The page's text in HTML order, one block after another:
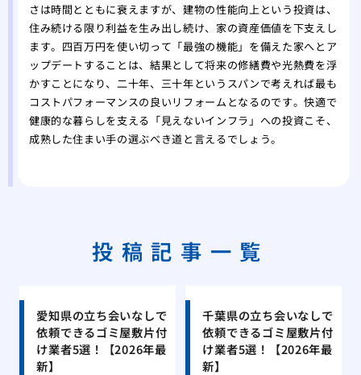
さは時間とともに衰えますが、建物の性能向上という投資は、
住み続ける限り利益を生み出し続け、家の資産価値を下支えし
ます。四百万円を使い切って「最強の機能」を備えた家へとア
ップデートすることは、結果として将来の修繕費や光熱費を浮
かすことになり、二十年、三十年というスパンで考えれば最も
コストパフォーマンスの良いリフォームとなるのです。快適で
健康的な暮らしを支える「見えないインフラ」への投資こそ、
成熟した住まい手の選ぶべき道と言えるでしょう。
投稿記事一覧
愛知県の立ち会いなしで
依頼できるゴミ屋敷片付
け業者5選！【2026年最
新】
千葉県の立ち会いなしで
依頼できるゴミ屋敷片付
け業者5選！【2026年最
新】